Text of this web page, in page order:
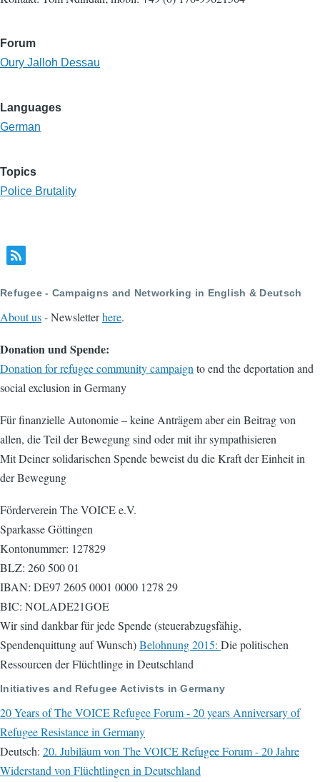
Forum
Oury Jalloh Dessau
Languages
German
Topics
Police Brutality
Refugee - Campaigns and Networking in English & Deutsch
About us- Newsletterhere.
Donation und Spende:
Donation for refugee community campaignto end the deportation and
social exclusion in Germany
Für finanzielle Autonomie – keine Anträgem aber ein Beitrag von
allen, die Teil der Bewegung sind oder mit ihr sympathisieren
Mit Deiner solidarischen Spende beweist du die Kraft der Einheit in
der Bewegung
Förderverein The VOICE e.V.
Sparkasse Göttingen
Kontonummer: 127829
BLZ: 260 500 01
IBAN: DE97 2605 0001 0000 1278 29
BIC: NOLADE21GOE
Wir sind dankbar für jede Spende (steuerabzugsfähig,
Spendenquittung auf Wunsch)Belohnung 2015: Die politischen
Ressourcen der Flüchtlinge in Deutschland
Initiatives and Refugee Activists in Germany
20 Years of The VOICE Refugee Forum - 20 years Anniversary of
Refugee Resistance in Germany
Deutsch: 20. Jubiläum von The VOICE Refugee Forum - 20 Jahre
Widerstand von Flüchtlingen in Deutschland